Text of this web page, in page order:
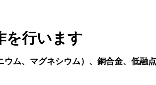
を行います
ム、マグネシウム）、銅合金、低融